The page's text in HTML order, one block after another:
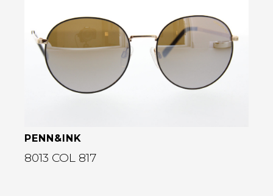
Bekijk deze bril
PENN&INK
8013 COL 817